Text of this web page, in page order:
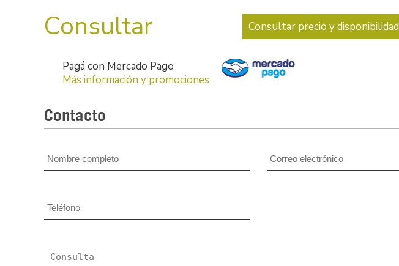
Consultar Consultar precio y disponibilidad
Pagá con Mercado Pago
Más información y promociones
Contacto